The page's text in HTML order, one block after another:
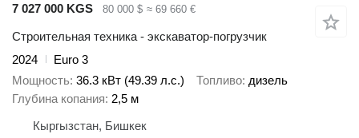
7 027 000 KGS
80 000 $ ≈ 69 660 €
Строительная техника - экскаватор-погрузчик
2024
Euro 3
Мощность 36.3 кВт (49.39 л.с.) Топливо дизель
Глубина копания 2,5 м
Кыргызстан, Бишкек